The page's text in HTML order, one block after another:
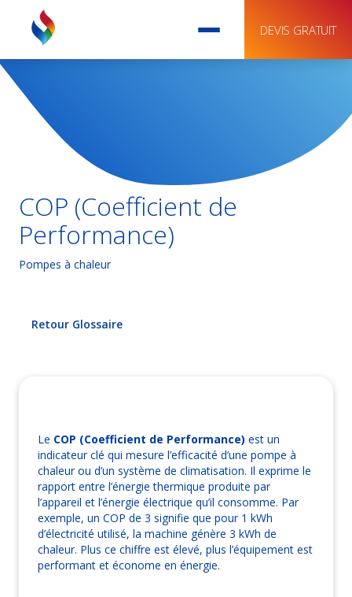
DEVIS GRATUIT
COP (Coefficient de
Performance)
Pompes à chaleur
Retour Glossaire
Le COP (Coefficient de Performance) est un
indicateur clé qui mesure l’efficacité d’une pompe à
chaleur ou d’un système de climatisation. Il exprime le
rapport entre l’énergie thermique produite par
l’appareil et l’énergie électrique qu’il consomme. Par
exemple, un COP de 3 signifie que pour 1 kWh
d’électricité utilisé, la machine génère 3 kWh de
chaleur. Plus ce chiffre est élevé, plus l’équipement est
performant et économe en énergie.